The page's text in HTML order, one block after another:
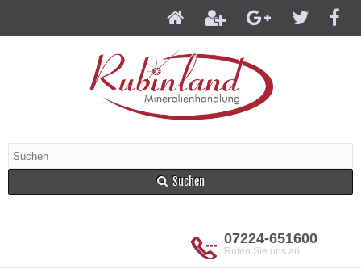
Suchen
07224-651600
Rufen Sie uns an